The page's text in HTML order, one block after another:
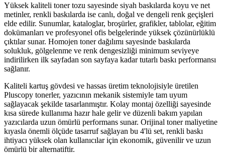
Yüksek kaliteli toner tozu sayesinde siyah baskılarda koyu ve net
metinler, renkli baskılarda ise canlı, doğal ve dengeli renk geçişleri
elde edilir. Sunumlar, kataloglar, broşürler, grafikler, tablolar, eğitim
dokümanları ve profesyonel ofis belgelerinde yüksek çözünürlüklü
çıktılar sunar. Homojen toner dağılımı sayesinde baskılarda
solukluk, gölgelenme ve renk dengesizliği minimum seviyeye
indirilirken ilk sayfadan son sayfaya kadar tutarlı baskı performansı
sağlanır.
Kaliteli kartuş gövdesi ve hassas üretim teknolojisiyle üretilen
Pluscopy tonerler, yazıcının mekanik sistemiyle tam uyum
sağlayacak şekilde tasarlanmıştır. Kolay montaj özelliği sayesinde
kısa sürede kullanıma hazır hale gelir ve düzenli bakım yapılan
yazıcılarda uzun ömürlü performans sunar. Orijinal toner maliyetine
kıyasla önemli ölçüde tasarruf sağlayan bu 4'lü set, renkli baskı
ihtiyacı yüksek olan kullanıcılar için ekonomik, güvenilir ve uzun
ömürlü bir alternatiftir.